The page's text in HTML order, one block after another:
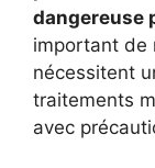
dangereuse
important de
nécessitent
traitements
avec